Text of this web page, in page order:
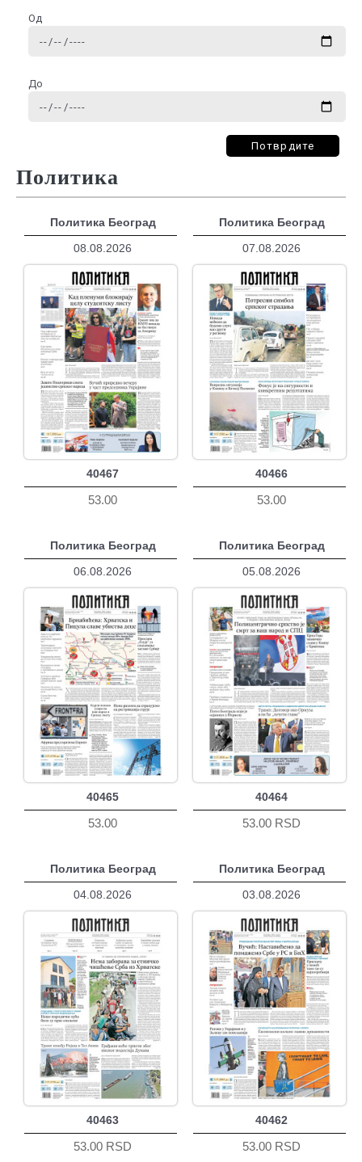
Од
До
Потврдите
Политика
Политика Београд
08.08.2026
40467
53.00
Политика Београд
07.08.2026
40466
53.00
Политика Београд
06.08.2026
40465
53.00
Политика Београд
05.08.2026
40464
53.00 RSD
Политика Београд
04.08.2026
40463
53.00 RSD
Политика Београд
03.08.2026
40462
53.00 RSD